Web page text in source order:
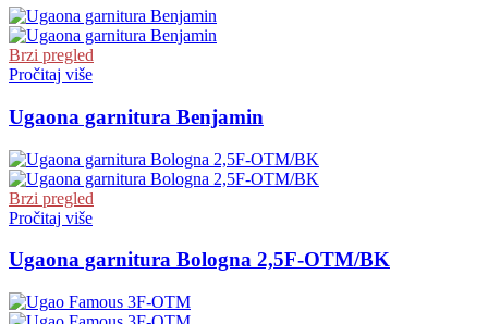
Brzi pregled
Pročitaj više
Ugaona garnitura Benjamin
Brzi pregled
Pročitaj više
Ugaona garnitura Bologna 2,5F-OTM/BK